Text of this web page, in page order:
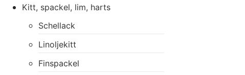
Kitt, spackel, lim, harts
Schellack
Linoljekitt
Finspackel